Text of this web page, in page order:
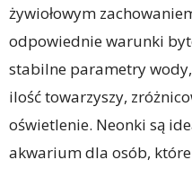
żywiołowym
odpowiednie warunki
stabilne parametry
ilość towarzyszy,
oświetlenie. Neonki są
akwarium dla osób,